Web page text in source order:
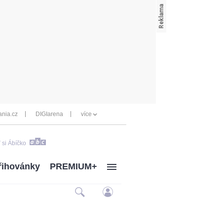
DIGIarena více
si Ábíčko
PREMIUM+